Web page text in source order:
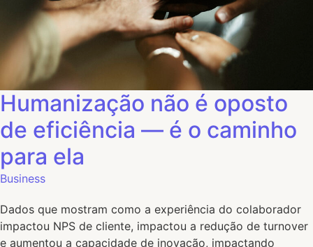
Humanização não é oposto
de eficiência — é o caminho
para ela
Business
Dados que mostram como a experiência do colaborador
impactou NPS de cliente, impactou a redução de turnover
e aumentou a capacidade de inovação, impactando